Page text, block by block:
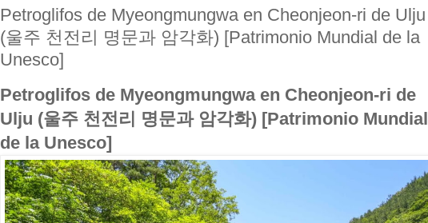
Petroglifos de Myeongmungwa en Cheonjeon-ri de Ulju
(울주 천전리 명문과 암각화) [Patrimonio Mundial de la
Unesco]
Petroglifos de Myeongmungwa en Cheonjeon-ri de
Ulju (울주 천전리 명문과 암각화) [Patrimonio Mundial
de la Unesco]